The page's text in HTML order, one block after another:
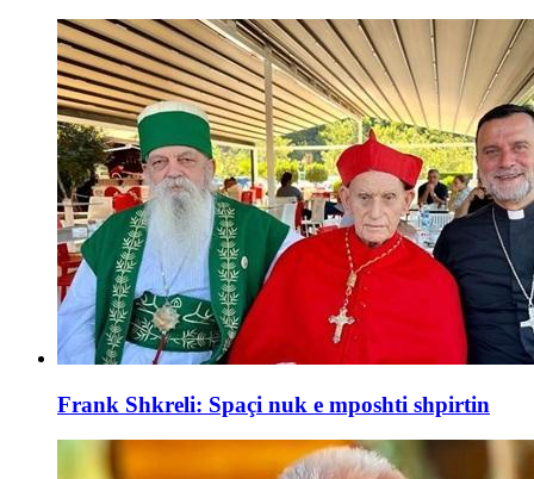
Frank Shkreli: Spaçi nuk e mposhti shpirtin